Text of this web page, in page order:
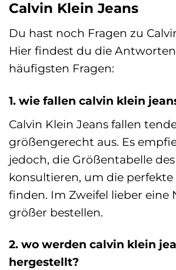
Calvin Klein Jeans
Du hast noch Fragen zu
Hier findest du die
häufigsten Fragen:
1. wie fallen calvin klein
Calvin Klein Jeans fallen
größengerecht aus. Es
jedoch, die Größentabelle
konsultieren, um die perfekte
finden. Im Zweifel lieber eine
größer bestellen.
2. wo werden calvin klein
hergestellt?